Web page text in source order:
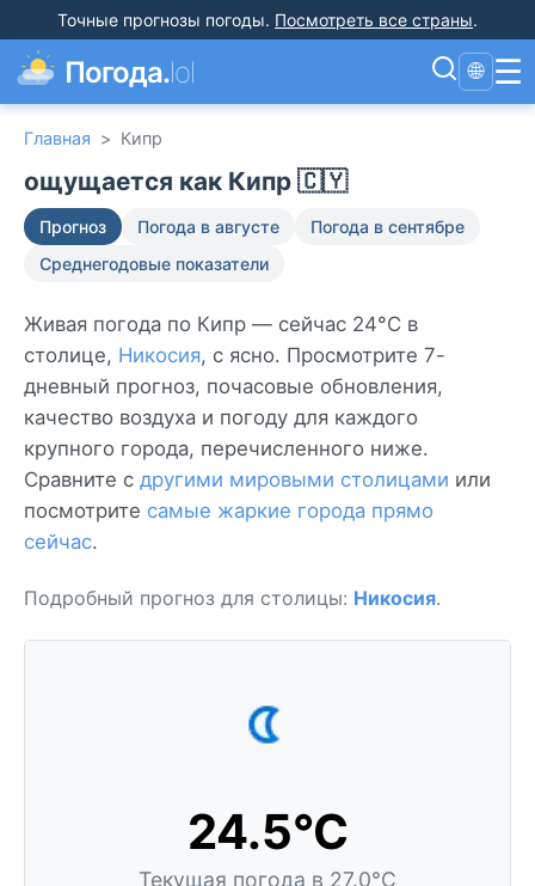
Точные прогнозы погоды. Посмотреть все страны.
Погода.lol 🌐 ☰
Главная > Кипр
ощущается как Кипр 🇨🇾
Прогноз Погода в августе
Погода в сентябре
Среднегодовые показатели
Живая погода по Кипр — сейчас 24°C в
столице, Никосия, с ясно. Просмотрите 7-
дневный прогноз, почасовые обновления,
качество воздуха и погоду для каждого
крупного города, перечисленного ниже.
Сравните с другими мировыми столицами или
посмотрите самые жаркие города прямо
сейчас.
Подробный прогноз для столицы: Никосия.
24.5°C
Текущая погода в 27.0°C